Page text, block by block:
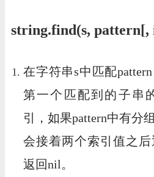
string.find(s,
在字符串s中匹配
第一个匹配到的子串
引，如果pattern中有分
会接着两个索引值之
返回nil。